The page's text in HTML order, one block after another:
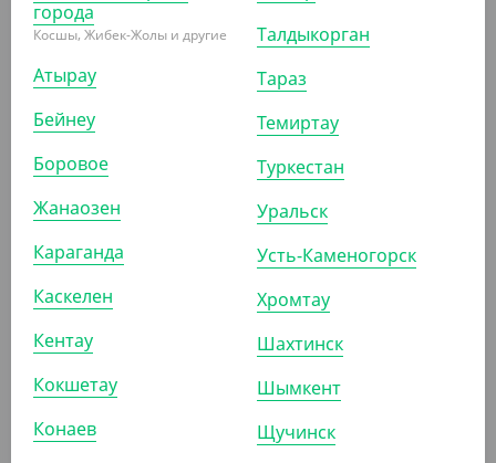
1 990
Контейнер Stelo, 170*120*40 мм
УП (50)
-20%
города
Косшы, Жибек-Жолы и другие
Атырау
Бейнеу
Боровое
Жанаозен
Караганда
Каскелен
Кентау
Кокшетау
Конаев
Талдыкорган
Тараз
Темиртау
Туркестан
Уральск
Усть-Каменогорск
Хромтау
Шахтинск
Шымкент
Щучинск